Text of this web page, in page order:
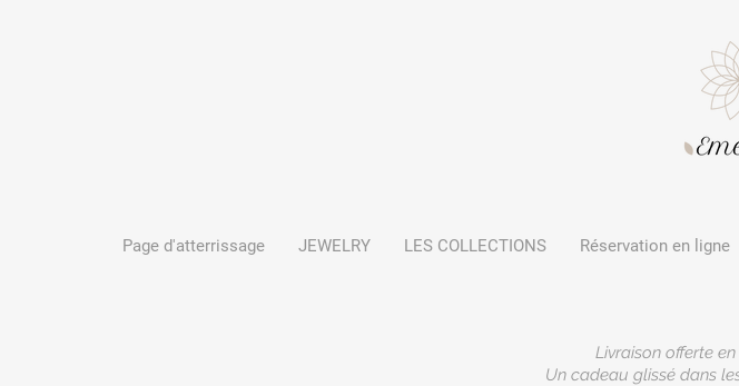
Livraison offerte
Un cadeau glissé dans
Page d'atterrissage JEWELRY LES COLLECTIONS Réservation en ligne